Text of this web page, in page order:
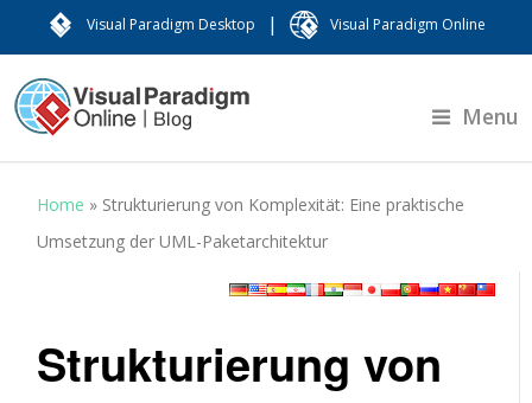
Visual Paradigm Desktop | Visual Paradigm Online
Menu
Home » Strukturierung von Komplexität: Eine praktische
Umsetzung der UML-Paketarchitektur
Strukturierung von